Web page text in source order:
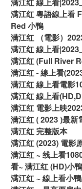
满江红 線上看|2023
满江红 粵語線上看
Red 小鴨
满江红 （電影）
满江红 線上看
满江红 (Full River
满江红 - 線上看
满江红 線上看電影
满江红 線上看
满江红 電影上映
满江红 ( 2023 )最新
满江红 完整版本
满江红 (2023) 電影
满江红 ~ 线上看
看~ 满江红 (HD)小
满江红 ~ 線上看小